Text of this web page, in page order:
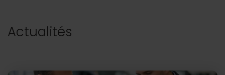
Actualités